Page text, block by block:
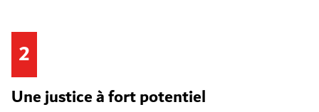
2
Une justice à fort potentiel